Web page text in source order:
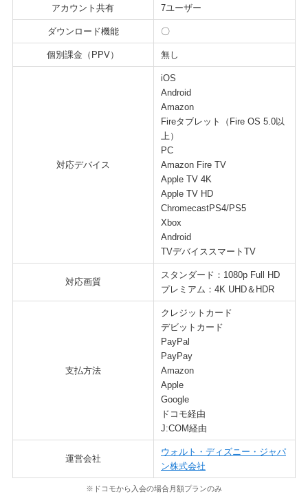
アカウント共有 7ユーザー
ダウンロード機能 〇
個別課金（PPV） 無し
対応デバイス
iOS
Android
Amazon
Fireタブレット（Fire OS 5.0以
上）
PC
Amazon Fire TV
Apple TV 4K
Apple TV HD
ChromecastPS4/PS5
Xbox
Android
TVデバイススマートTV
対応画質
スタンダード：1080p Full HD
プレミアム：4K UHD＆HDR
支払方法
クレジットカード
デビットカード
PayPal
PayPay
Amazon
Apple
Google
ドコモ経由
J:COM経由
運営会社
ウォルト・ディズニー・ジャパ
ン株式会社
※ドコモから入会の場合月額プランのみ